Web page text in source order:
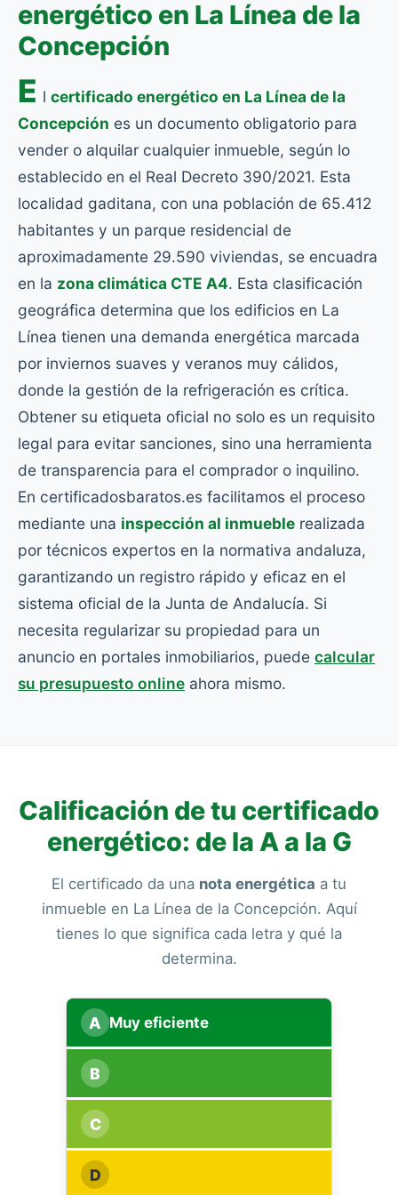
energético en La Línea de la
Concepción
E l certificado energético en La Línea de la
Concepción es un documento obligatorio para
vender o alquilar cualquier inmueble, según lo
establecido en el Real Decreto 390/2021. Esta
localidad gaditana, con una población de 65.412
habitantes y un parque residencial de
aproximadamente 29.590 viviendas, se encuadra
en la zona climática CTE A4. Esta clasificación
geográfica determina que los edificios en La
Línea tienen una demanda energética marcada
por inviernos suaves y veranos muy cálidos,
donde la gestión de la refrigeración es crítica.
Obtener su etiqueta oficial no solo es un requisito
legal para evitar sanciones, sino una herramienta
de transparencia para el comprador o inquilino.
En certificadosbaratos.es facilitamos el proceso
mediante una inspección al inmueble realizada
por técnicos expertos en la normativa andaluza,
garantizando un registro rápido y eficaz en el
sistema oficial de la Junta de Andalucía. Si
necesita regularizar su propiedad para un
anuncio en portales inmobiliarios, puede calcular
su presupuesto online ahora mismo.
Calificación de tu certificado
energético: de la A a la G
El certificado da una nota energética a tu
inmueble en La Línea de la Concepción. Aquí
tienes lo que significa cada letra y qué la
determina.
A Muy eficiente
B
C
D